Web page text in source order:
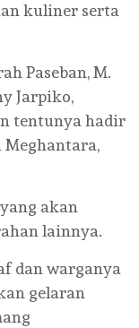
kuliner serta
Paseban, M.
Jarpiko,
tentunya hadir
Meghantara,
akan
lainnya.
dan warganya
gelaran